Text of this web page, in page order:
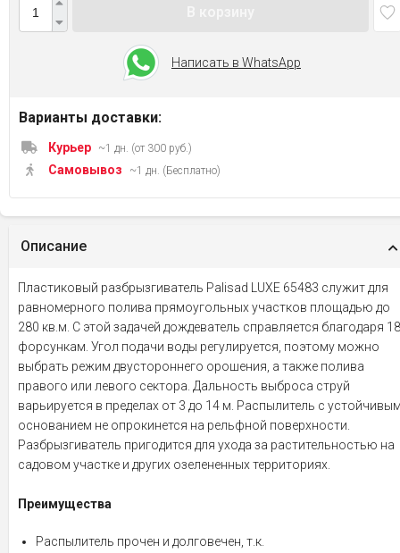
Написать в WhatsApp
Варианты доставки:
Курьер ~1 дн. (от 300 руб.)
Самовывоз ~1 дн. (Бесплатно)
Описание
Пластиковый разбрызгиватель Palisad LUXE 65483 служит для
равномерного полива прямоугольных участков площадью до
280 кв.м. С этой задачей дождеватель справляется благодаря 18
форсункам. Угол подачи воды регулируется, поэтому можно
выбрать режим двустороннего орошения, а также полива
правого или левого сектора. Дальность выброса струй
варьируется в пределах от 3 до 14 м. Распылитель с
основанием не опрокинется на рельфной поверхности.
Разбрызгиватель пригодится для ухода за растительностью на
садовом участке и других озелененных территориях.
Преимущества
Распылитель прочен и долговечен, т.к.